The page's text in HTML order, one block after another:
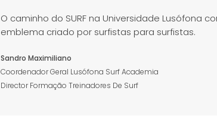
O caminho do SURF na Universidade Lusófona
emblema criado por surfistas para surfistas.
Sandro Maximiliano
Coordenador Geral Lusófona Surf Academia
Director Formação Treinadores De Surf